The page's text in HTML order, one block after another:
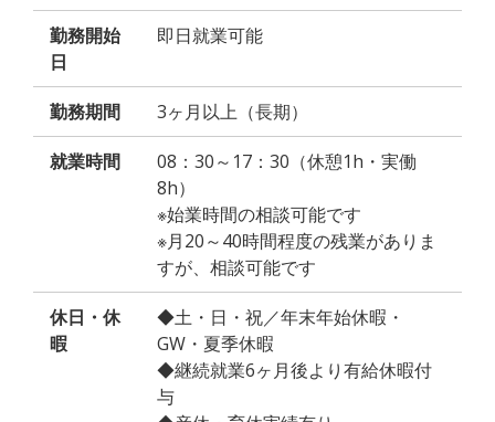
勤務開始
日
即日就業可能
勤務期間 3ヶ月以上（長期）
就業時間
08：30～17：30（休憩1h・実働
8h）
※始業時間の相談可能です
※月20～40時間程度の残業がありま
すが、相談可能です
休日・休
暇
◆土・日・祝／年末年始休暇・
GW・夏季休暇
◆継続就業6ヶ月後より有給休暇付
与